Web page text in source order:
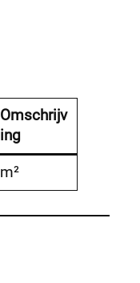
Omschrijv
ing
m²